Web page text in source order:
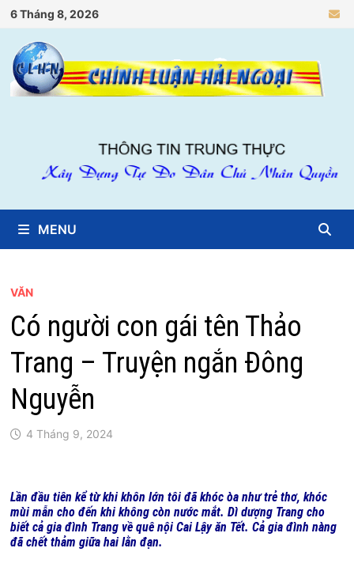
Skip
to
content
6 Tháng 8, 2026
MENU
VĂN
Có người con gái tên Thảo
Trang – Truyện ngắn Đông
Nguyễn
4 Tháng 9, 2024
Lần đầu tiên kể từ khi khôn lớn tôi đã khóc òa như trẻ thơ, khóc
mùi mẫn cho đến khi không còn nước mắt. Dì dượng Trang cho
biết cả gia đình Trang về quê nội Cai Lậy ăn Tết. Cả gia đình nàng
đã chết thảm giữa hai lằn đạn.